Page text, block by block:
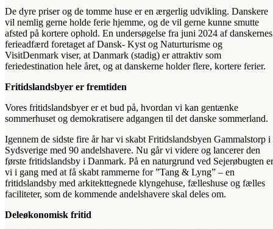
De dyre priser og de tomme huse er en ærgerlig udvikling. Danskere
vil nemlig gerne holde ferie hjemme, og de vil gerne kunne smutte
afsted på kortere ophold. En undersøgelse fra juni 2024 af danskernes
ferieadfærd foretaget af Dansk- Kyst og Naturturisme og
VisitDenmark viser, at Danmark (stadig) er attraktiv som
feriedestination hele året, og at danskerne holder flere, kortere ferier.
Fritidslandsbyer er fremtiden
Vores fritidslandsbyer er et bud på, hvordan vi kan gentænke
sommerhuset og demokratisere adgangen til det danske sommerland.
Igennem de sidste fire år har vi skabt Fritidslandsbyen Gammalstorp i
Sydsverige med 90 andelshavere. Nu går vi videre og lancerer den
første fritidslandsby i Danmark. På en naturgrund ved Sejerøbugten er
vi i gang med at få skabt rammerne for ”Tang & Lyng” – en
fritidslandsby med arkitekttegnede klyngehuse, fælleshuse og fælles
faciliteter, som de kommende andelshavere skal deles om.
Deleøkonomisk fritid